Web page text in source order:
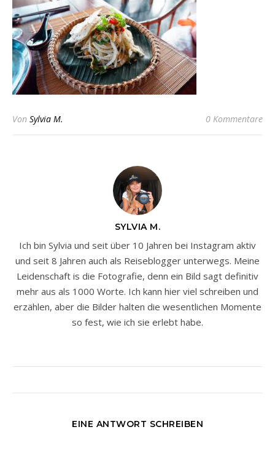
Von Sylvia M. 0 Kommentare
SYLVIA M.
Ich bin Sylvia und seit über 10 Jahren bei Instagram aktiv
und seit 8 Jahren auch als Reiseblogger unterwegs. Meine
Leidenschaft is die Fotografie, denn ein Bild sagt definitiv
mehr aus als 1000 Worte. Ich kann hier viel schreiben und
erzählen, aber die Bilder halten die wesentlichen Momente
so fest, wie ich sie erlebt habe.
EINE ANTWORT SCHREIBEN